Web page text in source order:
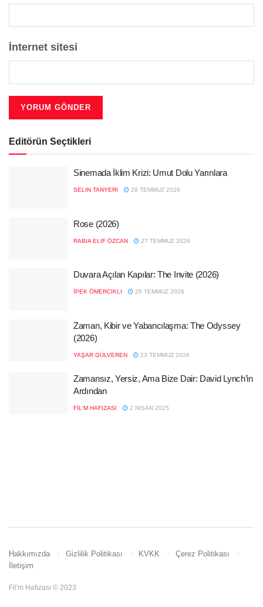
İnternet sitesi
Editörün Seçtikleri
Sinemada İklim Krizi: Umut Dolu Yarınlara
SELIN TANYERI 29 TEMMUZ 2026
Rose (2026)
RABIA ELIF ÖZCAN 27 TEMMUZ 2026
Duvara Açılan Kapılar: The Invite (2026)
İPEK ÖMERCIKLI 26 TEMMUZ 2026
Zaman, Kibir ve Yabancılaşma: The Odyssey
(2026)
YAŞAR GÜLVEREN 23 TEMMUZ 2026
Zamansız, Yersiz, Ama Bize Dair: David Lynch’in
Ardından
FIL'M HAFIZASI 2 NISAN 2025
Hakkımızda Gizlilik Politikası KVKK
Çerez Politikası
İletişim
Fil'm Hafızası © 2023